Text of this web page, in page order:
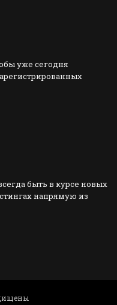
уже сегодня
быть в курсе новых
напрямую из